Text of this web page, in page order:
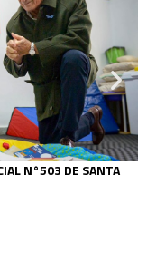
N°503 DE SANTA